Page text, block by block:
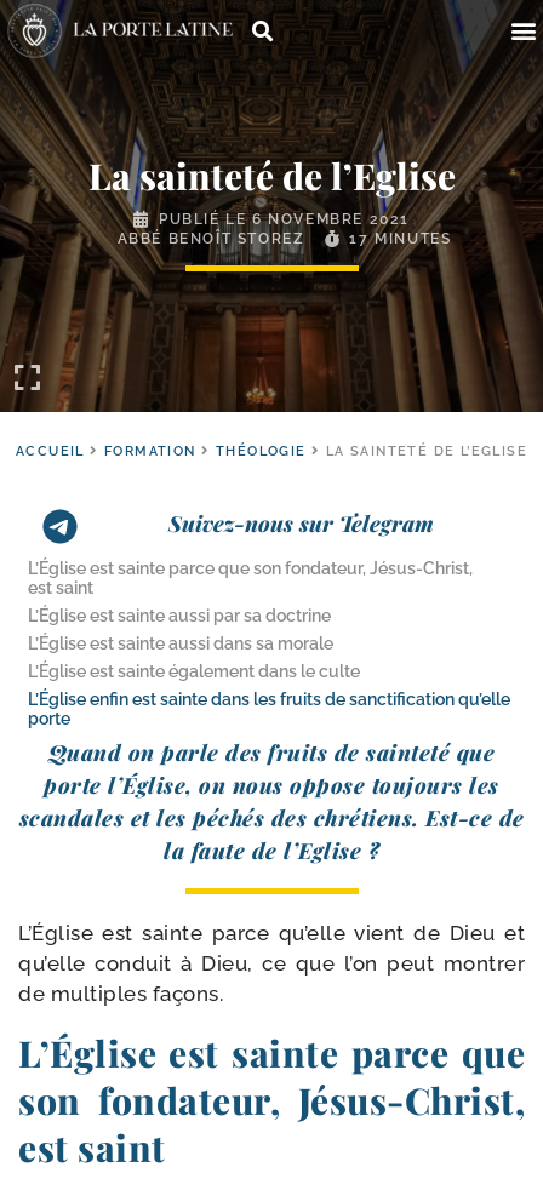
La sainteté de l’Eglise
PUBLIÉ LE6 NOVEMBRE 2021
ABBÉ BENOÎT STOREZ
17 MINUTES
ACCUEIL FORMATION THÉOLOGIE LA SAINTETÉ DE L’EGLISE
Suivez-nous sur Telegram
L’Église est sainte parce que son fondateur, Jésus-​Christ,
est saint
L’Église est sainte aussi par sa doctrine
L’Église est sainte aussi dans sa morale
L’Église est sainte également dans le culte
L’Église enfin est sainte dans les fruits de sanctification qu’elle
porte
Quand on parle des fruits de sain­te­té que
porte l’Église, on nous oppose tou­jours les
scan­dales et les péchés des chré­tiens. Est-​ce de
la faute de l’Eglise ?
L’Église est sainte parce qu’elle vient de Dieu et
qu’elle conduit à Dieu, ce que l’on peut mon­trer
de mul­tiples façons.
L’Église est sainte parce que
son fondateur, Jésus-​Christ,
est saint